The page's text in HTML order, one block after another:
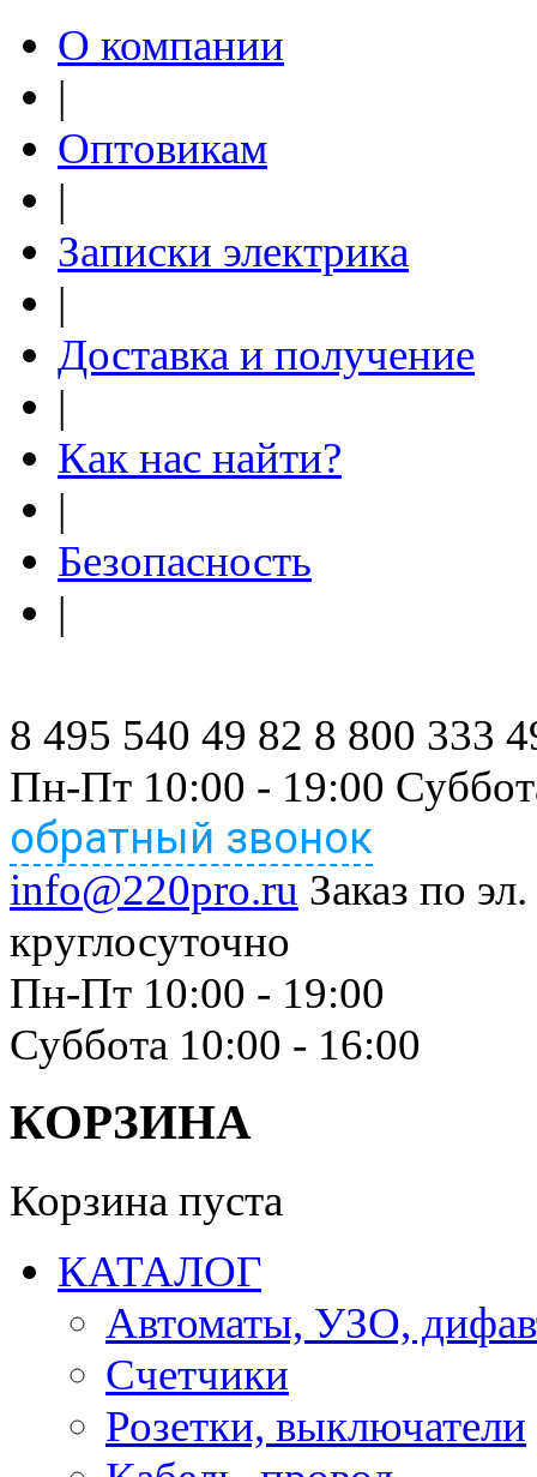
О компании
|
Оптовикам
|
Записки электрика
|
Доставка и получение
|
Как нас найти?
|
Безопасность
|
8 495 540 49 82 8 800 333
Пн-Пт 10:00 - 19:00
обратный звонок
info@220pro.ru Заказ по
круглосуточно
Пн-Пт 10:00 - 19:00
Суббота 10:00 - 16:00
КОРЗИНА
Корзина пуста
КАТАЛОГ
Автоматы, УЗО,
Счетчики
Розетки, выключатели